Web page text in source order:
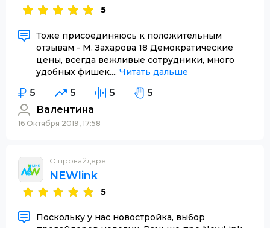
5
Тоже присоединяюсь к положительным
отзывам - М. Захарова 18 Демократические
цены, всегда вежливые сотрудники, много
удобных фишек.... Читать дальше
5 5 5
5
Валентина
16 Октября 2019, 17:58
О провайдере
NEWlink
5
Поскольку у нас новостройка, выбор